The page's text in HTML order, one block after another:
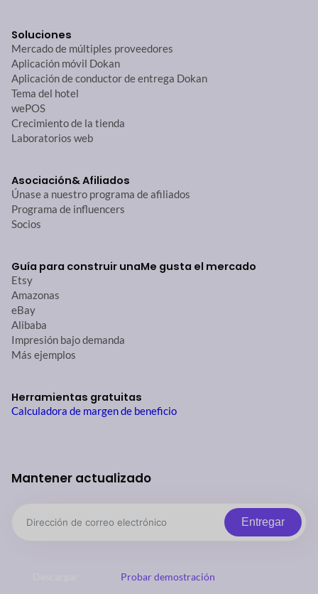
Soluciones
Mercado de múltiples proveedores
Aplicación móvil Dokan
Aplicación de conductor de entrega Dokan
Tema del hotel
wePOS
Crecimiento de la tienda
Laboratorios web
Asociación& Afiliados
Únase a nuestro programa de afiliados
Programa de influencers
Socios
Guía para construir unaMe gusta el mercado
Etsy
Amazonas
eBay
Alibaba
Impresión bajo demanda
Más ejemplos
Herramientas gratuitas
Calculadora de margen de beneficio
Mantener actualizado
Entregar
Probar demostración